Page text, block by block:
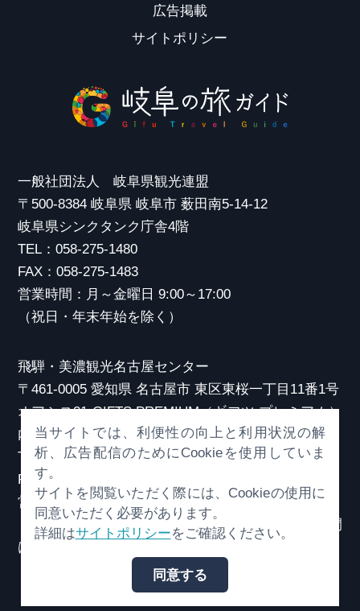
広告掲載
サイトポリシー
一般社団法人 岐阜県観光連盟
〒500-8384 岐阜県 岐阜市 薮田南5-14-12
岐阜県シンクタンク庁舎4階
TEL：058-275-1480
FAX：058-275-1483
営業時間：月～金曜日 9:00～17:00
（祝日・年末年始を除く）
飛騨・美濃観光名古屋センター
〒461-0005 愛知県 名古屋市 東区東桜一丁目11番1号
オアシス21 GIFTS PREMIUM（ギフツ プレミアム）
内
TEL：052-253-6185
FAX：052-253-6186
営業時間：10:00～21:00
（原則、元日を除き年中無休）※観光相談対応時間
は18:30まで
© （一社）岐阜県観光連盟 All Rights Reserved.
当サイトでは、利便性の向上と利用状況の解
析、広告配信のためにCookieを使用していま
す。
サイトを閲覧いただく際には、Cookieの使用に
同意いただく必要があります。
詳細はサイトポリシーをご確認ください。
同意する